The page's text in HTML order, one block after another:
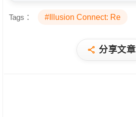
Tags： #Illusion Connect: Re
分享文章